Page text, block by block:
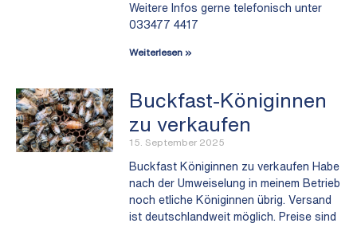
Weitere Infos gerne telefonisch unter
033477 4417
Weiterlesen »
Buckfast-Königinnen
zu verkaufen
15. September 2025
Buckfast Königinnen zu verkaufen Habe
nach der Umweiselung in meinem Betrieb
noch etliche Königinnen übrig. Versand
ist deutschlandweit möglich. Preise sind